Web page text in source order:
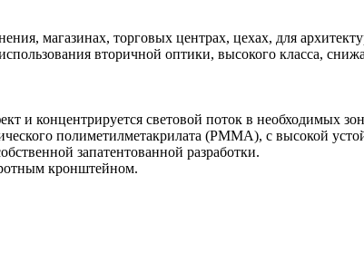
магазинах, торговых центрах, цехах, для
вторичной оптики, высокого класса,
и концентрируется световой поток в необходимых
полиметилметакрилата (PMMA), с высокой
запатентованной разработки.
кронштейном.